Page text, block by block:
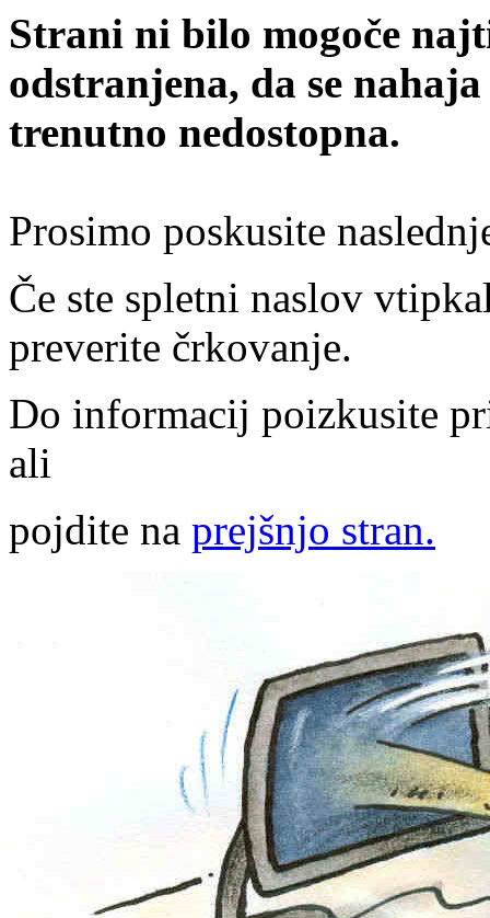
Strani ni bilo mogoče
odstranjena, da se
trenutno nedostopna.
Prosimo poskusite
Če ste spletni naslov
preverite črkovanje.
Do informacij poizkusite
ali
pojdite na prejšnjo stran.